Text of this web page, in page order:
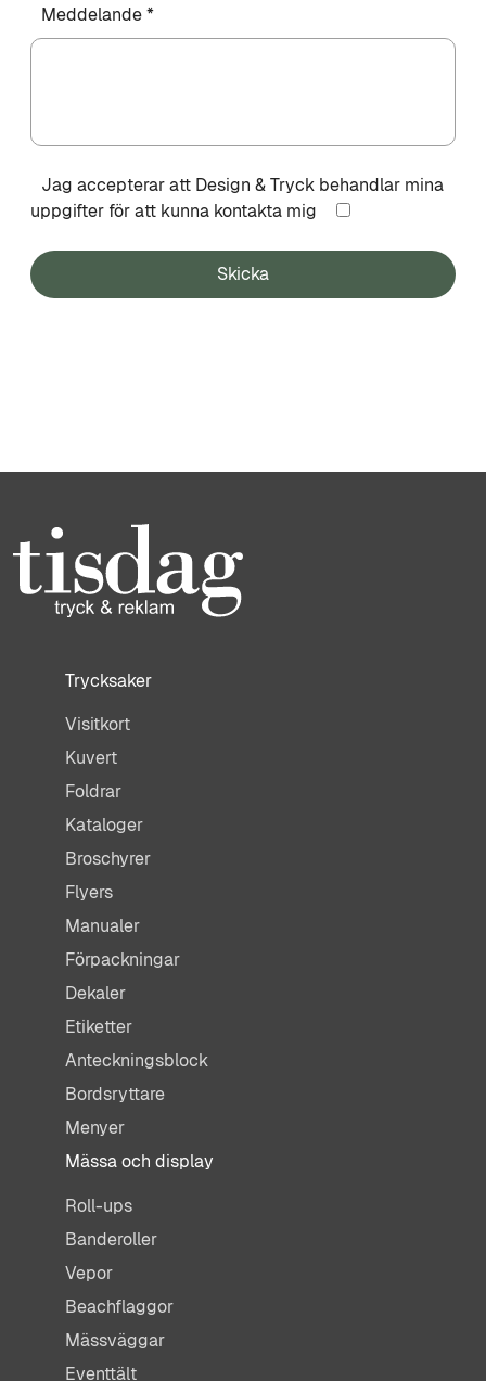
Meddelande *
Jag accepterar att Design & Tryck behandlar mina
uppgifter för att kunna kontakta mig
Skicka
Trycksaker
Visitkort
Kuvert
Foldrar
Kataloger
Broschyrer
Flyers
Manualer
Förpackningar
Dekaler
Etiketter
Anteckningsblock
Bordsryttare
Menyer
Mässa och display
Roll-ups
Banderoller
Vepor
Beachflaggor
Mässväggar
Eventtält